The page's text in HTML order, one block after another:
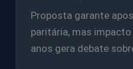
Proposta garante
paritária, mas impacto
anos gera debate